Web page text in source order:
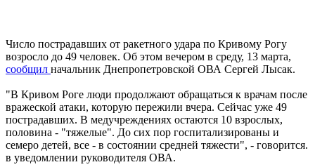
Число пострадавших от ракетного удара по Кривому Рогу
возросло до 49 человек. Об этом вечером в среду, 13 марта,
сообщил начальник Днепропетровской ОВА Сергей Лысак.
"В Кривом Роге люди продолжают обращаться к врачам после
вражеской атаки, которую пережили вчера. Сейчас уже 49
пострадавших. В медучреждениях остаются 10 взрослых,
половина - "тяжелые". До сих пор госпитализированы и
семеро детей, все - в состоянии средней тяжести", - говорится.
в уведомлении руководителя ОВА.